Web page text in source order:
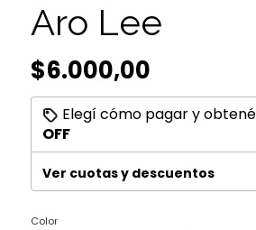
Aro Lee
$6.000,00
Elegí cómo pagar y
OFF
Ver cuotas y descuentos
Color